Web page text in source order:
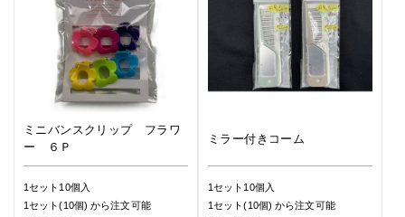
ミニバンスクリップ フラワ
ー ６Ｐ
1セット10個入
1セット(10個)から注文可能
ミラー付きコーム
1セット10個入
1セット(10個)から注文可能